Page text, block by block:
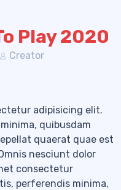
Play 2020
Creator
adipisicing elit.
quibusdam
quaerat quae est
nesciunt dolor
consectetur
perferendis minima,